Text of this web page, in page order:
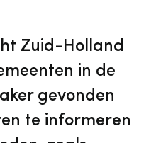
Zuid-Holland
in de
gevonden
te informeren